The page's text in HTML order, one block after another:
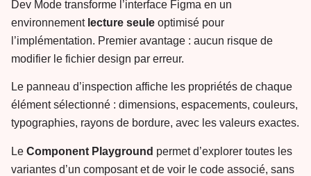
Dev Mode transforme l’interface Figma en un
environnement lecture seule optimisé pour
l’implémentation. Premier avantage : aucun risque de
modifier le fichier design par erreur.
Le panneau d’inspection affiche les propriétés de chaque
élément sélectionné : dimensions, espacements, couleurs,
typographies, rayons de bordure, avec les valeurs exactes.
Le Component Playground permet d’explorer toutes les
variantes d’un composant et de voir le code associé, sans